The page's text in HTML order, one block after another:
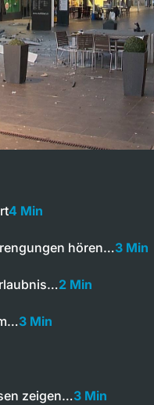
4 Min
hören…3 Min
2 Min
3 Min
zeigen…3 Min